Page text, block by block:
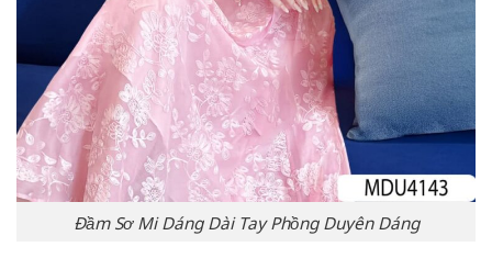
Đầm Sơ Mi Dáng Dài Tay Phồng Duyên Dáng